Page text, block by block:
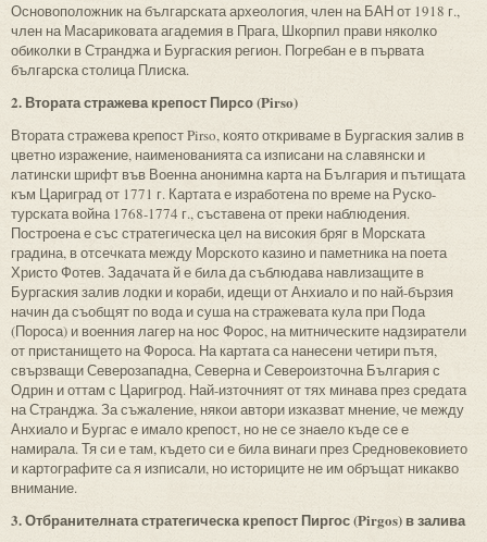
Основоположник на българската археология, член на БАН от 1918 г.,
член на Масариковата агадемия в Прага, Шкорпил прави няколко
обиколки в Странджа и Бургаския регион. Погребан е в първата
българска столица Плиска.
2. Втората стражева крепост Пирсо (Pirso)
Втората стражева крепост Pirso, която откриваме в Бургаския залив в
цветно изражение, наименованията са изписани на славянски и
латински шрифт във Военна анонимна карта на България и пътищата
към Цариград от 1771 г. Картата е изработена по време на Руско-
турската война 1768-1774 г., съставена от преки наблюдения.
Построена е със стратегическа цел на високия бряг в Морската
градина, в отсечката между Морското казино и паметника на поета
Христо Фотев. Задачата й е била да съблюдава навлизащите в
Бургаския залив лодки и кораби, идещи от Анхиало и по най-бързия
начин да съобщят по вода и суша на стражевата кула при Пода
(Пороса) и военния лагер на нос Форос, на митническите надзиратели
от пристанището на Фороса. На картата са нанесени четири пътя,
свързващи Северозападна, Северна и Североизточна България с
Одрин и оттам с Царигрод. Най-източният от тях минава през средата
на Странджа. За съжаление, някои автори изказват мнение, че между
Анхиало и Бургас е имало крепост, но не се знаело къде се е
намирала. Тя си е там, където си е била винаги през Средновековието
и картографите са я изписали, но историците не им обръщат никакво
внимание.
3. Отбранителната стратегическа крепост Пиргос (Pirgos) в залива